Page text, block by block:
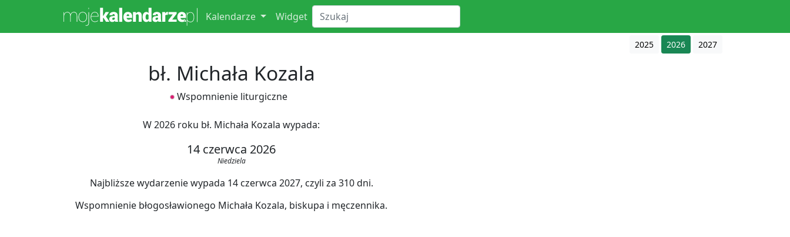
Kalendarze Widget
2025 2026 2027
bł. Michała Kozala
Wspomnienie liturgiczne
W 2026 roku bł. Michała Kozala wypada:
14 czerwca 2026
Niedziela
Najbliższe wydarzenie wypada 14 czerwca 2027, czyli za 310 dni.
Wspomnienie błogosławionego Michała Kozala, biskupa i męczennika.